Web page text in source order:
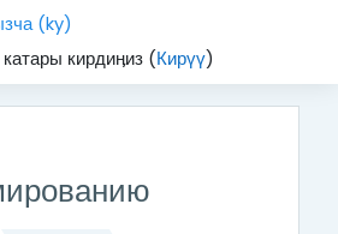
‎(ky)‎
кирдиӊиз (Кирүү)